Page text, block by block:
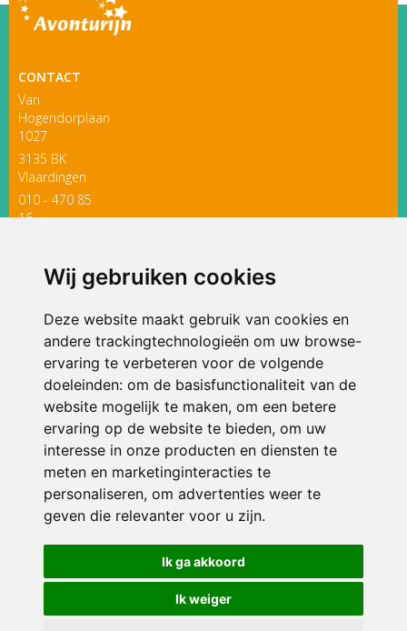
Wij gebruiken cookies
Deze website maakt gebruik van cookies en
andere trackingtechnologieën om uw browse-
ervaring te verbeteren voor de volgende
doeleinden: om de basisfunctionaliteit van de
website mogelijk te maken, om een betere
ervaring op de website te bieden, om uw
interesse in onze producten en diensten te
meten en marketinginteracties te
personaliseren, om advertenties weer te
geven die relevanter voor u zijn.
Ik ga akkoord
Ik weiger
CONTACT
Van
Hogendorplaan
1027
3135 BK
Vlaardingen
010 - 470 85
16
ONDERDEEL VAN
© 2026 Avonturijn | Alle rechten voorbehouden
Privacy policy|Disclaimer| Klachtenregeling|RSIN en Anbi
voorkeuren
Crealisatie The MindOffice